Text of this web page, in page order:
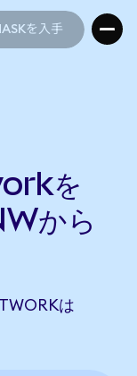
を入手
を
から
は